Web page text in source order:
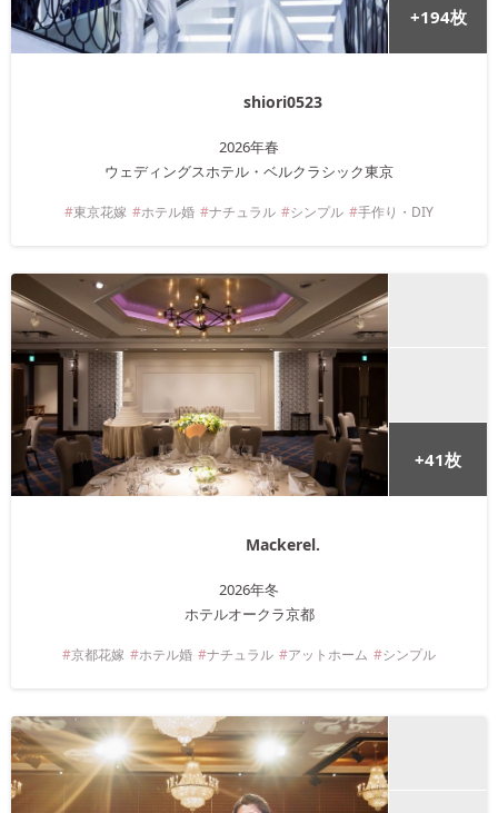
+194枚
shiori0523
2026年春
ウェディングスホテル・ベルクラシック東京
東京花嫁 ホテル婚 ナチュラル シンプル 手作り・DIY
+41枚
Mackerel.
2026年冬
ホテルオークラ京都
京都花嫁 ホテル婚 ナチュラル アットホーム シンプル